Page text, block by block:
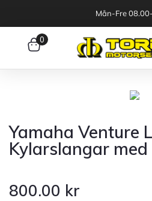
Mån-Fre
0
Yamaha Venture
Kylarslangar
800.00 kr